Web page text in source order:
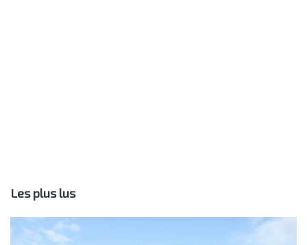
Les plus lus